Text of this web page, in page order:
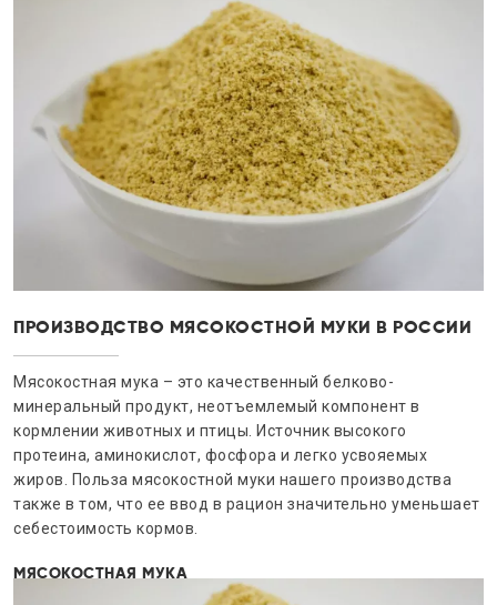
ПРОИЗВОДСТВО МЯСОКОСТНОЙ МУКИ В РОССИИ
Мясокостная мука – это качественный белково-
минеральный продукт, неотъемлемый компонент в
кормлении животных и птицы. Источник высокого
протеина, аминокислот, фосфора и легко усвояемых
жиров. Польза мясокостной муки нашего производства
также в том, что ее ввод в рацион значительно уменьшает
себестоимость кормов.
МЯСОКОСТНАЯ МУКА